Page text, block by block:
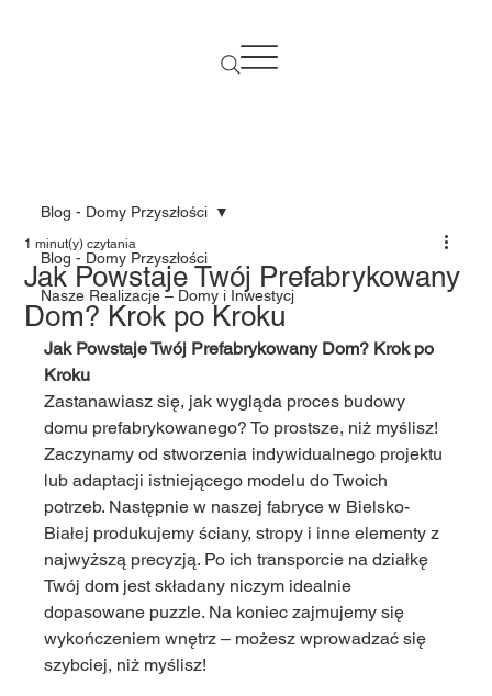
Blog - Domy Przyszłości
Nasze Realizacje – Domy i Inwestycj
Blog - Domy Przyszłości
Jak Powstaje Twój Prefabrykowany
Dom? Krok po Kroku
1 minut(y) czytania
Jak Powstaje Twój Prefabrykowany Dom? Krok po
Kroku
Zastanawiasz się, jak wygląda proces budowy
domu prefabrykowanego? To prostsze, niż myślisz!
Zaczynamy od stworzenia indywidualnego projektu
lub adaptacji istniejącego modelu do Twoich
potrzeb. Następnie w naszej fabryce w Bielsko-
Białej produkujemy ściany, stropy i inne elementy z
najwyższą precyzją. Po ich transporcie na działkę
Twój dom jest składany niczym idealnie
dopasowane puzzle. Na koniec zajmujemy się
wykończeniem wnętrz – możesz wprowadzać się
szybciej, niż myślisz!